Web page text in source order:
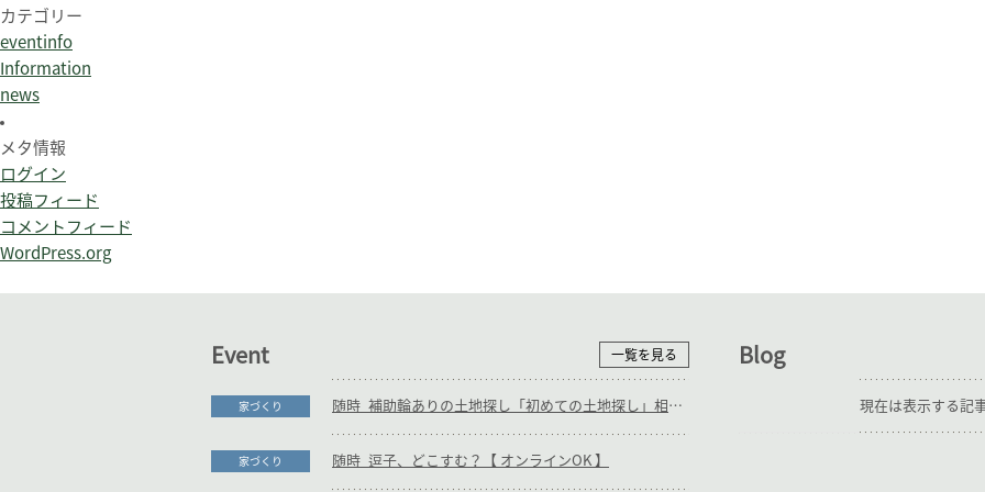
カテゴリー
eventinfo
Information
news
メタ情報
ログイン
投稿フィード
コメントフィード
WordPress.org
Event 一覧を見る
家づくり 随時_補助輪ありの土地探し「初めての土地探し」相談会【3組様限定】
家づくり 随時_逗子、どこすむ？【 オンラインOK 】
Blog
現在は表示する記